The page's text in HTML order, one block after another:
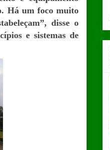
Há um foco muito
disse o
e sistemas de